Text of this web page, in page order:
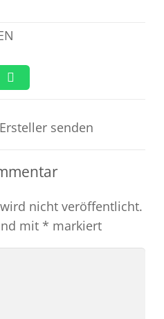
senden
nicht veröffentlicht.
mit * markiert